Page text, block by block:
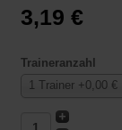
3,19 €
Traineranzahl
1 Trainer +0,00 €